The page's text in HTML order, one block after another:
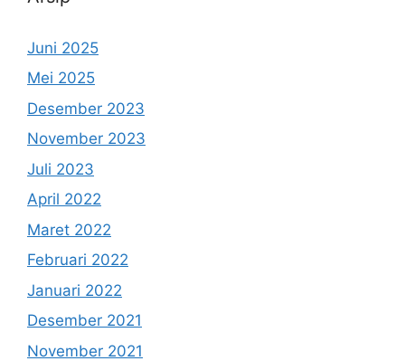
Juni 2025
Mei 2025
Desember 2023
November 2023
Juli 2023
April 2022
Maret 2022
Februari 2022
Januari 2022
Desember 2021
November 2021